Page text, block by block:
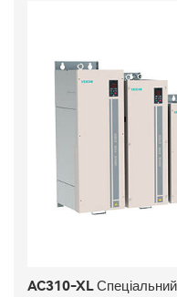
AC310-XL Спеціальний